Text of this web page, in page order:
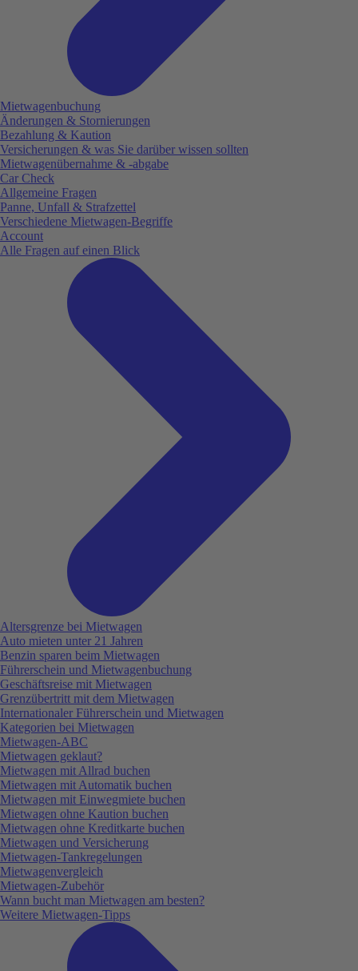
Mietwagenbuchung
Änderungen & Stornierungen
Bezahlung & Kaution
Versicherungen & was Sie darüber wissen sollten
Mietwagenübernahme & -abgabe
Car Check
Allgemeine Fragen
Panne, Unfall & Strafzettel
Verschiedene Mietwagen-Begriffe
Account
Alle Fragen auf einen Blick
Altersgrenze bei Mietwagen
Auto mieten unter 21 Jahren
Benzin sparen beim Mietwagen
Führerschein und Mietwagenbuchung
Geschäftsreise mit Mietwagen
Grenzübertritt mit dem Mietwagen
Internationaler Führerschein und Mietwagen
Kategorien bei Mietwagen
Mietwagen-ABC
Mietwagen geklaut?
Mietwagen mit Allrad buchen
Mietwagen mit Automatik buchen
Mietwagen mit Einwegmiete buchen
Mietwagen ohne Kaution buchen
Mietwagen ohne Kreditkarte buchen
Mietwagen und Versicherung
Mietwagen-Tankregelungen
Mietwagenvergleich
Mietwagen-Zubehör
Wann bucht man Mietwagen am besten?
Weitere Mietwagen-Tipps